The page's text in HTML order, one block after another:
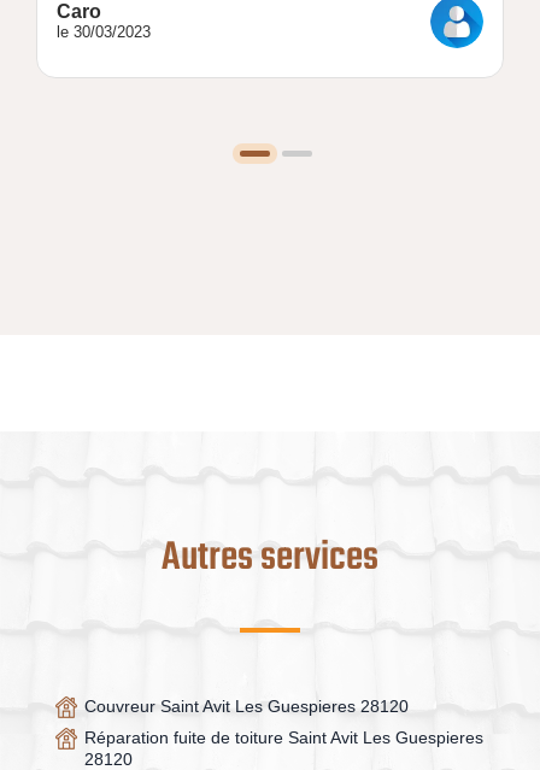
Caro
le 30/03/2023
Autres services
Couvreur Saint Avit Les Guespieres 28120
Réparation fuite de toiture Saint Avit Les Guespieres
28120